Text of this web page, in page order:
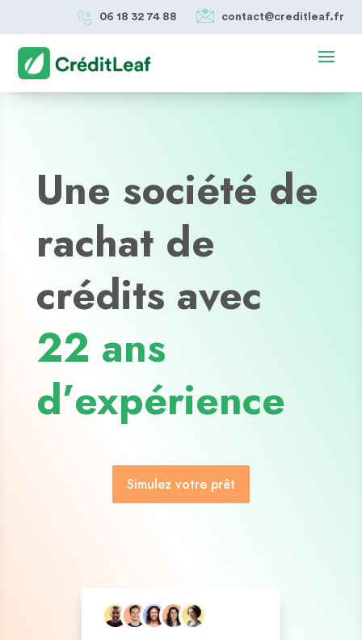
06 18 32 74 88 contact@creditleaf.fr
Une société de
rachat de
crédits avec
22 ans
d’expérience
Simulez votre prêt